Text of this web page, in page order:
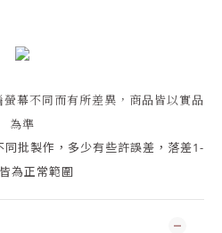
幕不同而有所差異，商品皆以實品
為準
同批製作，多少有些許誤差，落差1-
為正常範圍